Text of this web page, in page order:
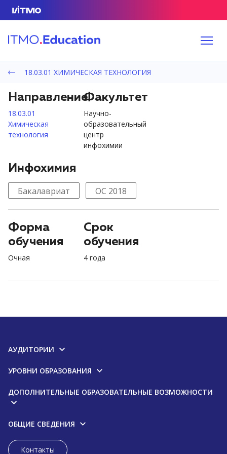
18.03.01 ХИМИЧЕСКАЯ ТЕХНОЛОГИЯ
Направление
18.03.01
Химическая
технология
Факультет
Научно-
образовательный
центр
инфохимии
Инфохимия
Бакалавриат ОС 2018
Форма
обучения
Очная
Срок
обучения
4 года
АУДИТОРИИ
УРОВНИ ОБРАЗОВАНИЯ
ДОПОЛНИТЕЛЬНЫЕ ОБРАЗОВАТЕЛЬНЫЕ ВОЗМОЖНОСТИ
ОБЩИЕ СВЕДЕНИЯ
Контакты